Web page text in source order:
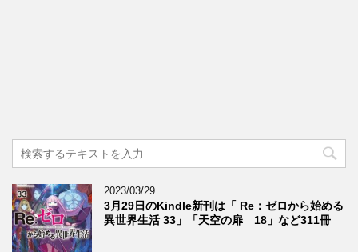
2023/03/29
3月29日のKindle新刊は「 Re：ゼロから始める
異世界生活 33」「天空の扉 18」など311冊